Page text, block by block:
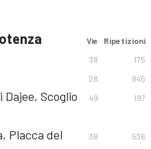
Vie Ripetizioni
38 175
28 845
Scoglio
49 197
Placca del
38 536